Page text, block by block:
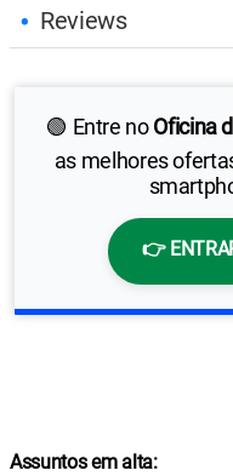
Reviews
🟢 Entre noOficina
as melhores
👉
Assuntos em alta: